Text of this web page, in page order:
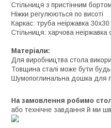
Стільниця з пристінним бортом
Ніжки регулюються по висоті
Каркас: труба неіржавка
Стільниця: харчова
Матеріали:
Для виробництва стола
Товщина сталі може бути
Шумопоглинальна дошка для
На замовлення робимо
або технічне завдання й ми